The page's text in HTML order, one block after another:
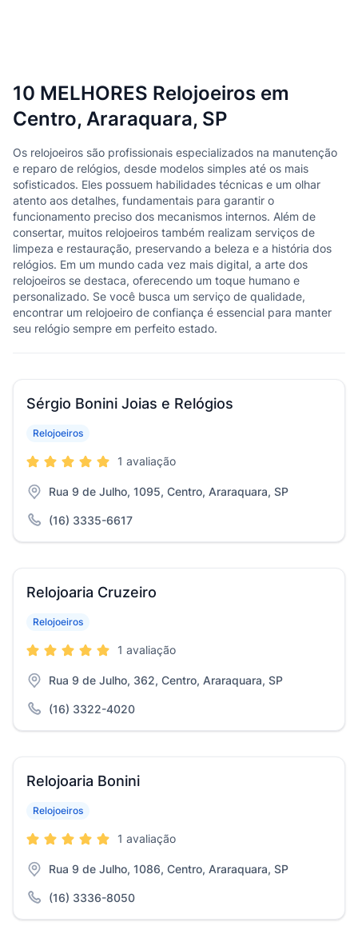
10 MELHORES Relojoeiros em
Centro, Araraquara, SP
Os relojoeiros são profissionais especializados na manutenção
e reparo de relógios, desde modelos simples até os mais
sofisticados. Eles possuem habilidades técnicas e um olhar
atento aos detalhes, fundamentais para garantir o
funcionamento preciso dos mecanismos internos. Além de
consertar, muitos relojoeiros também realizam serviços de
limpeza e restauração, preservando a beleza e a história dos
relógios. Em um mundo cada vez mais digital, a arte dos
relojoeiros se destaca, oferecendo um toque humano e
personalizado. Se você busca um serviço de qualidade,
encontrar um relojoeiro de confiança é essencial para manter
seu relógio sempre em perfeito estado.
Sérgio Bonini Joias e Relógios
Relojoeiros
1 avaliação
Rua 9 de Julho, 1095, Centro, Araraquara, SP
(16) 3335-6617
Relojoaria Cruzeiro
Relojoeiros
1 avaliação
Rua 9 de Julho, 362, Centro, Araraquara, SP
(16) 3322-4020
Relojoaria Bonini
Relojoeiros
1 avaliação
Rua 9 de Julho, 1086, Centro, Araraquara, SP
(16) 3336-8050